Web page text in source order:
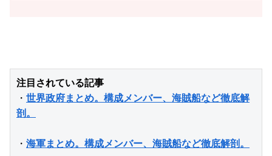
注目されている記事
・ 世界政府まとめ。構成メンバー、海賊船など徹底解
剖。
・ 海軍まとめ。構成メンバー、海賊船など徹底解剖。